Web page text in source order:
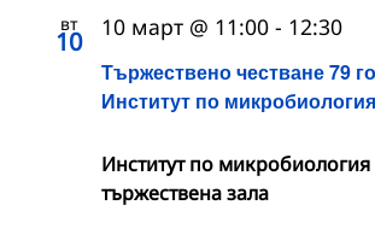
вт
10
Тържествено честване 79
Институт по микробиология
10 март @ 11:00 - 12:30
Институт по микробиология
тържествена зала